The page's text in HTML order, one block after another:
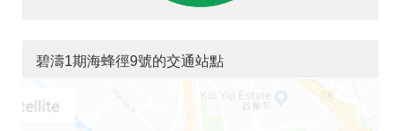
碧濤1期海蜂徑9號的交通站點